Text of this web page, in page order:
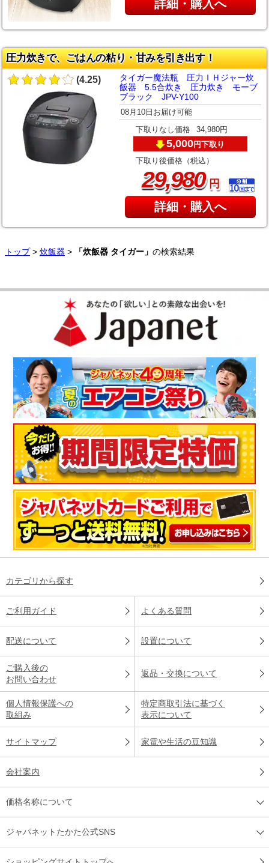
詳細・購入へ
圧力炊きで、ごはんの粘り・甘みを引き出す！
(4.25)
タイガー魔法瓶 圧力ＩＨジャー炊
飯器 5.5合炊き 圧力炊き モーブ
ブラック JPV-Y100
08月10日お届け可能
下取りなし価格 34,980円
5,000円下取り
下取り後価格（税込）
29,980円
詳細・購入へ
トップ> 炊飯器 > 「炊飯器 タイガー」 の検索結果
カテゴリから探す
ご利用ガイド よくある質問
配送について 設置について
ご購入後の
お問い合わせ
返品・交換について
個人情報保護への
取組み
特定商取引法に基づく
表示について
サイトマップ 家電や生活の豆知識
会社案内
価格名称について
ジャパネットたかた公式SNS